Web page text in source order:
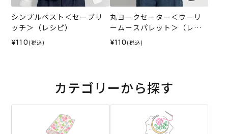
シンプルベスト＜セーブリ
ッチ＞（レシピ）
¥110 (税込)
丸ヨークセーター＜ウーリ
ームースパレット＞（レシ
ピ）
¥110 (税込)
カテゴリーから探す